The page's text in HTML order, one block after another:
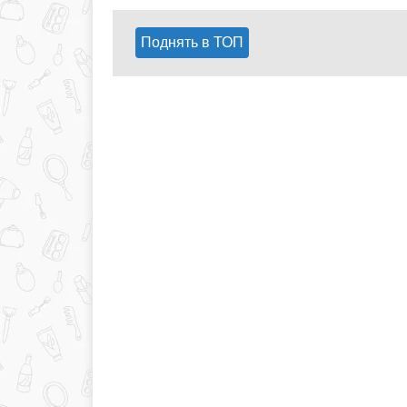
Поднять в ТОП